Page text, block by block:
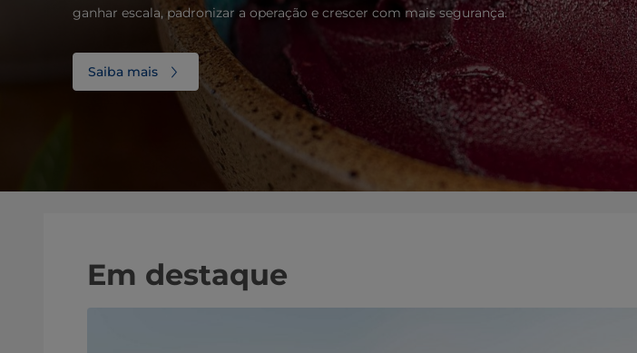
ganhar escala, padronizar a operação e crescer com mais segurança.
Saiba mais
Em destaque